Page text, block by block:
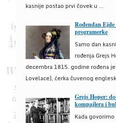
kasnije postao prvi čovek u ...
Rođendan
programerke
Samo dan
rođenja Grejs
decembra 1815. godine rođena
Lovelace), ćerka čuvenog
Grejs Hoper:
kompajlera i
Kada